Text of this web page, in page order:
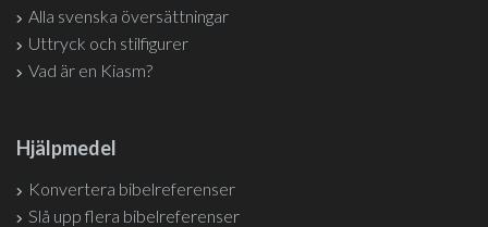
Alla svenska översättningar
Uttryck och stilfigurer
Vad är en Kiasm?
Hjälpmedel
Konvertera bibelreferenser
Slå upp flera bibelreferenser